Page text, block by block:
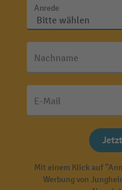
Anrede
Nachname
E-Mail
Mit einem Klick auf
Werbung von